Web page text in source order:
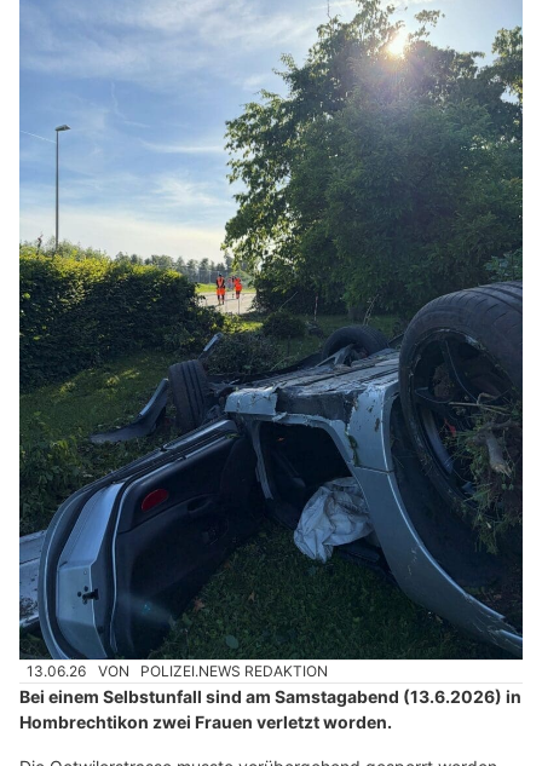
13.06.26 VON POLIZEI.NEWS REDAKTION
Bei einem Selbstunfall sind am Samstagabend (13.6.2026) in
Hombrechtikon zwei Frauen verletzt worden.